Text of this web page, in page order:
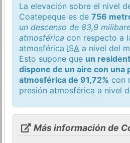
La elevación sobre el nivel
Coatepeque es de756
un descenso de 83,9
atmosférica con respecto a
atmosférica ISA a nivel del
Esto supone que un
dispone de un aire con una
atmosférica de 91,72% con
presión atmosférica a nivel
Más información de